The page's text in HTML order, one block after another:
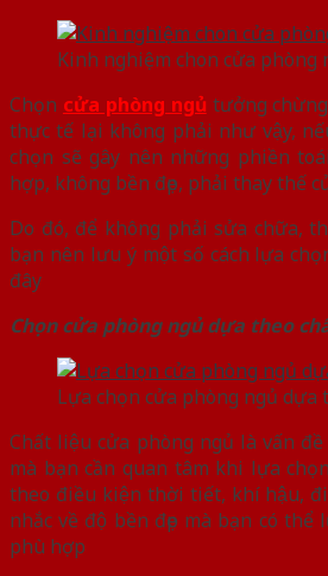
Kinh nghiệm chon cửa
Chọn cửa phòng ngủ tưởng
thực tế lại không phải như vậy,
chọn sẽ gây nên những phiền
hợp, không bền đẹp, phải thay thế
Do đó, để không phải sửa chữa,
bạn nên lưu ý một số cách lựa
đây
Chọn cửa phòng ngủ dựa theo
Lựa chọn cửa phòng ngủ dựa
Chất liệu cửa phòng ngủ là vấn
mà bạn cần quan tâm khi lựa
theo điều kiện thời tiết, khí hậu,
nhắc về độ bền đẹp mà bạn có
phù hợp